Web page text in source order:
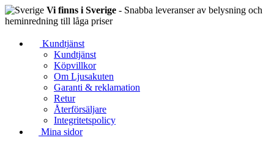
Vi finns i Sverige - Snabba leveranser av belysning och
heminredning till låga priser
Kundtjänst
Kundtjänst
Köpvillkor
Om Ljusakuten
Garanti & reklamation
Retur
Återförsäljare
Integritetspolicy
Mina sidor